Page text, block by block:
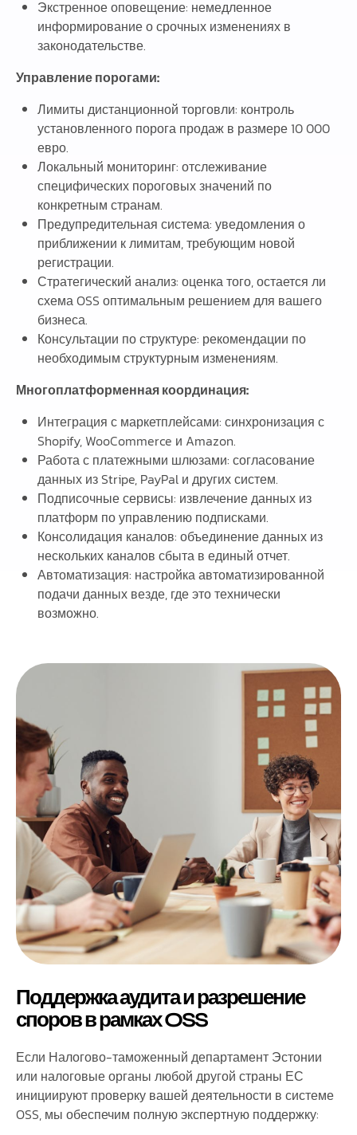
Экстренное оповещение: немедленное
информирование о срочных изменениях в
законодательстве.
Управление порогами:
Лимиты дистанционной торговли: контроль
установленного порога продаж в размере 10 000
евро.
Локальный мониторинг: отслеживание
специфических пороговых значений по
конкретным странам.
Предупредительная система: уведомления о
приближении к лимитам, требующим новой
регистрации.
Стратегический анализ: оценка того, остается ли
схема OSS оптимальным решением для вашего
бизнеса.
Консультации по структуре: рекомендации по
необходимым структурным изменениям.
Многоплатформенная координация:
Интеграция с маркетплейсами: синхронизация с
Shopify, WooCommerce и Amazon.
Работа с платежными шлюзами: согласование
данных из Stripe, PayPal и других систем.
Подписочные сервисы: извлечение данных из
платформ по управлению подписками.
Консолидация каналов: объединение данных из
нескольких каналов сбыта в единый отчет.
Автоматизация: настройка автоматизированной
подачи данных везде, где это технически
возможно.
Поддержка аудита и разрешение
споров в рамках OSS
Если Налогово-таможенный департамент Эстонии
или налоговые органы любой другой страны ЕС
инициируют проверку вашей деятельности в системе
OSS, мы обеспечим полную экспертную поддержку: